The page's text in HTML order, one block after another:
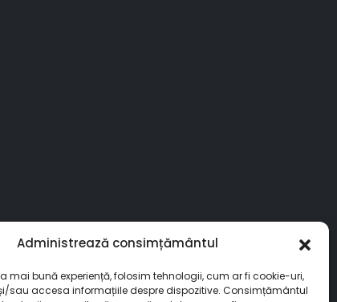
Administrează consimțământul
mai bună experiență, folosim tehnologii, cum ar fi cookie-uri,
sau accesa informațiile despre dispozitive. Consimțământul